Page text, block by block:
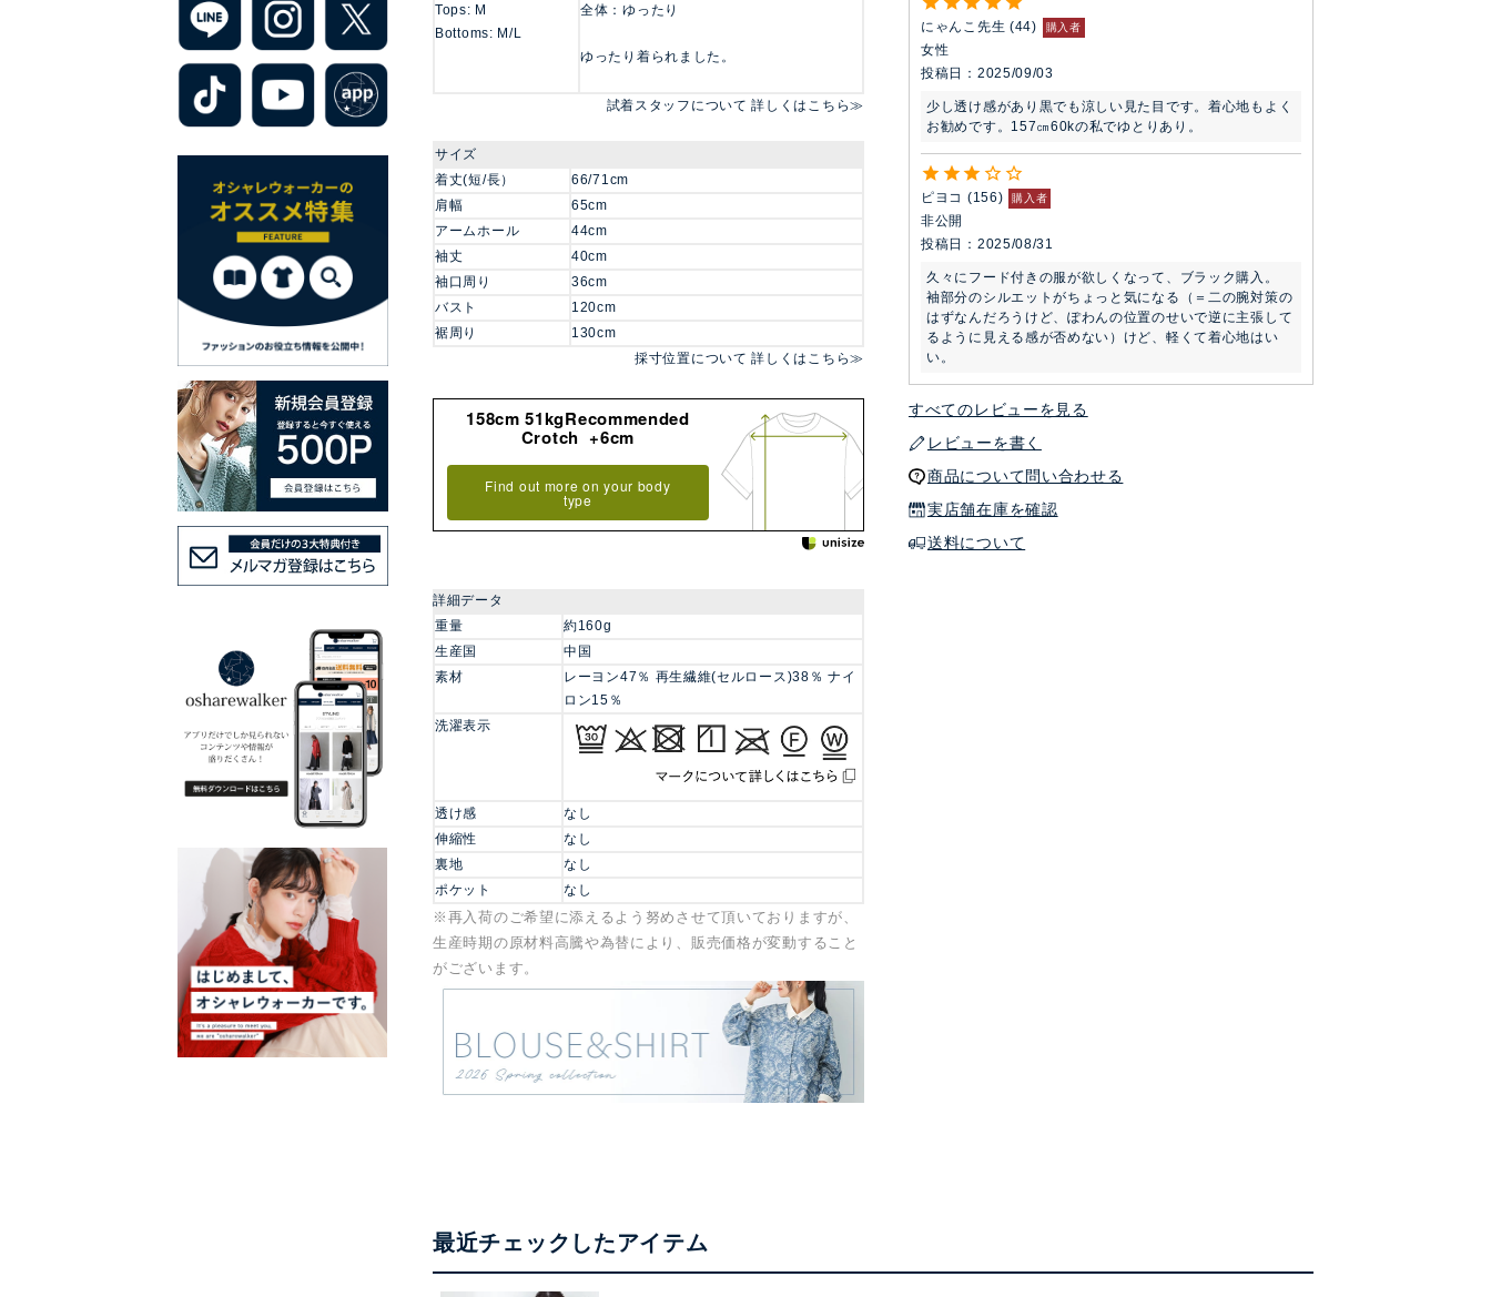
にゃんこ先生 44 購入者
女性
投稿日
2025/09/03
少し透け感があり黒でも涼しい見た目です。着心地もよく
お勧めです。157㎝60kの私でゆとりあり。
ピヨコ 156 購入者
非公開
投稿日
2025/08/31
久々にフード付きの服が欲しくなって、ブラック購入。
袖部分のシルエットがちょっと気になる（＝二の腕対策の
はずなんだろうけど、ぽわんの位置のせいで逆に主張して
るように見える感が否めない）けど、軽くて着心地はい
い。
すべてのレビューを見る
レビューを書く
商品について問い合わせる
実店舗在庫を確認
送料について
Tops: M
Bottoms: M/L
全体：ゆったり
ゆったり着られました。
試着スタッフについて 詳しくはこちら≫
サイズ
着丈(短/長）
66/71cm
肩幅
65cm
アームホール
44cm
袖丈
40cm
袖口周り
36cm
バスト
120cm
裾周り
130cm
採寸位置について 詳しくはこちら≫
158cm 51kgRecommended
Crotch +6cm
Find out more on your body
type
詳細データ
重量
約160g
生産国
中国
素材
レーヨン47％ 再生繊維(セルロース)38％ ナイ
ロン15％
洗濯表示
透け感
なし
伸縮性
なし
裏地
なし
ポケット
なし
※再入荷のご希望に添えるよう努めさせて頂いておりますが、
生産時期の原材料高騰や為替により、販売価格が変動すること
がございます。
最近チェックしたアイテム